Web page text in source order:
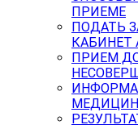
ПРИЕМЕ
ПОДАТЬ
КАБИНЕТ
ПРИЕМ